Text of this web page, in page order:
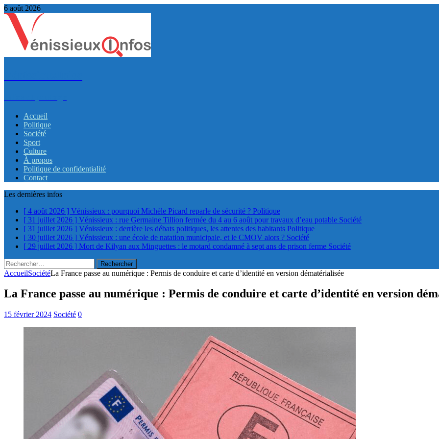
6 août 2026
Accueil
Politique
Société
Sport
Culture
À propos
Politique de confidentialité
Contact
Les dernières infos
[ 4 août 2026 ] Vénissieux : pourquoi Michèle Picard reparle de sécurité ? Politique
[ 31 juillet 2026 ] Vénissieux : rue Germaine Tillion fermée du 4 au 6 août pour travaux d’eau potable Société
[ 31 juillet 2026 ] Vénissieux : derrière les débats politiques, les attentes des habitants Politique
[ 30 juillet 2026 ] Vénissieux : une école de natation municipale, et le CMOV alors ? Société
[ 29 juillet 2026 ] Mort de Kilyan aux Minguettes : le motard condamné à sept ans de prison ferme Société
Rechercher :
AccueilSociétéLa France passe au numérique : Permis de conduire et carte d’identité en version dématérialisée
La France passe au numérique : Permis de conduire et carte d’identité en version
15 février 2024 Société 0